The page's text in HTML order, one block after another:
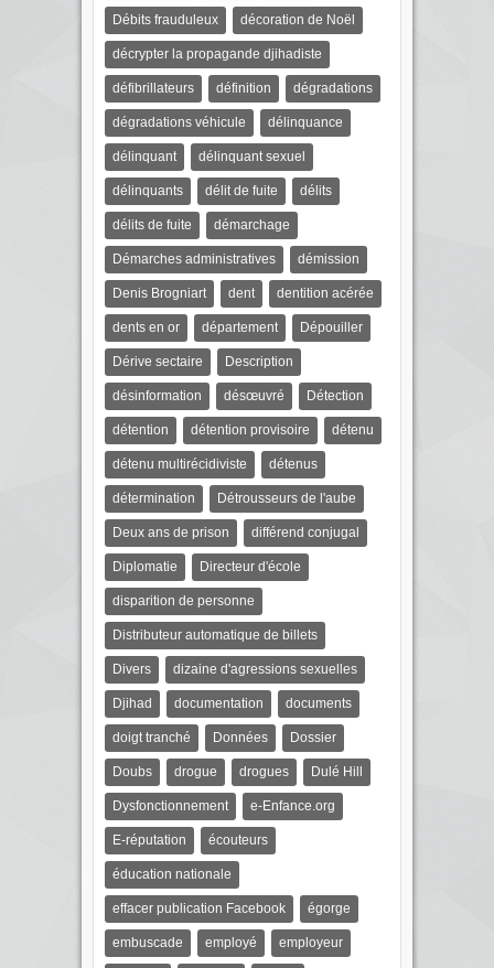
Débits frauduleux décoration de Noël
décrypter la propagande djihadiste
défibrillateurs définition dégradations
dégradations véhicule délinquance
délinquant délinquant sexuel
délinquants délit de fuite délits
délits de fuite démarchage
Démarches administratives démission
Denis Brogniart dent dentition acérée
dents en or département Dépouiller
Dérive sectaire Description
désinformation désœuvré Détection
détention détention provisoire détenu
détenu multirécidiviste détenus
détermination Détrousseurs de l'aube
Deux ans de prison différend conjugal
Diplomatie Directeur d'école
disparition de personne
Distributeur automatique de billets
Divers dizaine d'agressions sexuelles
Djihad documentation documents
doigt tranché Données Dossier
Doubs drogue drogues Dulé Hill
Dysfonctionnement e-Enfance.org
E-réputation écouteurs
éducation nationale
effacer publication Facebook égorge
embuscade employé employeur